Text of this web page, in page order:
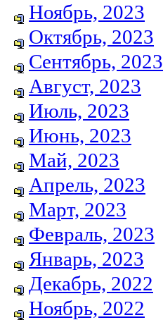
Ноябрь, 2023
Октябрь, 2023
Сентябрь, 2023
Август, 2023
Июль, 2023
Июнь, 2023
Май, 2023
Апрель, 2023
Март, 2023
Февраль, 2023
Январь, 2023
Декабрь, 2022
Ноябрь, 2022